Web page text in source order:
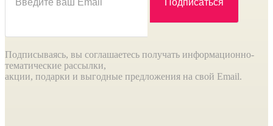
Подписываясь, вы соглашаетесь получать информационно-
тематические рассылки,
акции, подарки и выгодные предложения на свой Email.